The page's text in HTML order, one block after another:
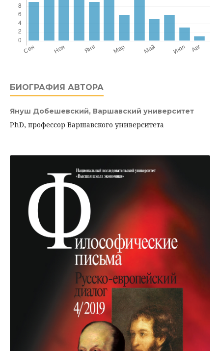
БИОГРАФИЯ АВТОРА
Януш Добешевский, Варшавский университет
PhD, профессор Варшавского университета